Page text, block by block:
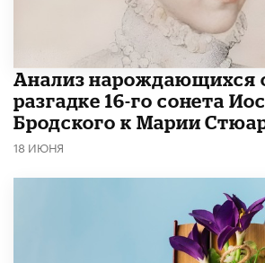
Анализ нарождающихся
разгадке 16-го сонета
Бродского к Марии
18 ИЮНЯ